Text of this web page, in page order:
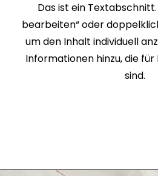
Das ist ein
bearbeiten“ oder
um den Inhalt individuell
Informationen hinzu, die
sind.